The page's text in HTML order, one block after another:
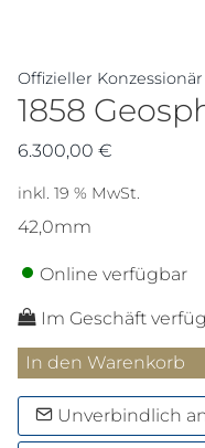
Offizieller
1858
6.300,00 €
inkl. 19 % MwSt.
42,0mm
Online verfügbar
Im Geschäft
1858
Geosphere
Menge
In den Warenkorb
Unverbindlich